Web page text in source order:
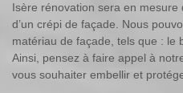
Isère rénovation sera en mesure
d’un crépi de façade. Nous
matériau de façade, tels que : le
Ainsi, pensez à faire appel à
vous souhaiter embellir et